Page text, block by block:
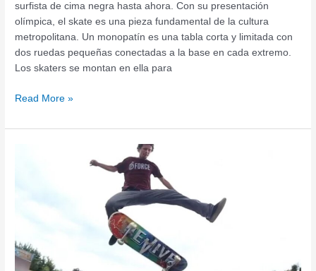
surfista de cima negra hasta ahora. Con su presentación
olímpica, el skate es una pieza fundamental de la cultura
metropolitana. Un monopatín es una tabla corta y limitada con
dos ruedas pequeñas conectadas a la base en cada extremo.
Los skaters se montan en ella para
Read More »